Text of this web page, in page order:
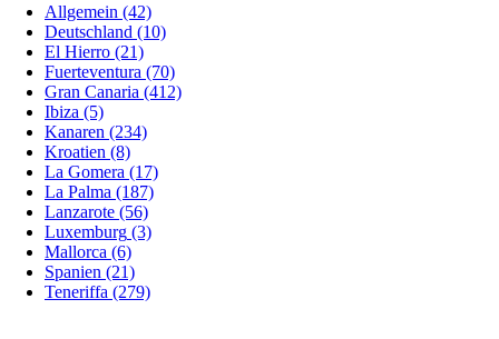
Allgemein (42)
Deutschland (10)
El Hierro (21)
Fuerteventura (70)
Gran Canaria (412)
Ibiza (5)
Kanaren (234)
Kroatien (8)
La Gomera (17)
La Palma (187)
Lanzarote (56)
Luxemburg (3)
Mallorca (6)
Spanien (21)
Teneriffa (279)